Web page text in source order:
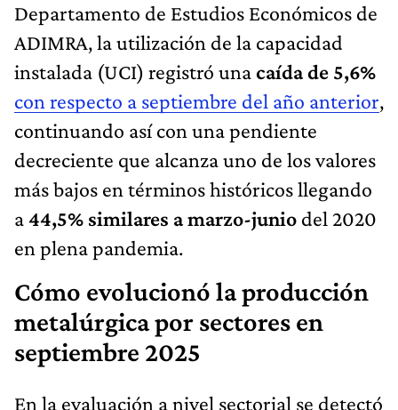
Departamento de Estudios Económicos de
ADIMRA, la utilización de la capacidad
instalada (UCI) registró unacaída de 5,6%
con respecto a septiembre del año anterior,
continuando así con una pendiente
decreciente que alcanza uno de los valores
más bajos en términos históricos llegando
a44,5% similares a marzo-junio del 2020
en plena pandemia.
Cómo evolucionó la producción
metalúrgica por sectores en
septiembre 2025
En la evaluación a nivel sectorial se detectó